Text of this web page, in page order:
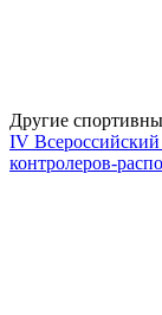
Другие
IV Всероссийский
контролеров-